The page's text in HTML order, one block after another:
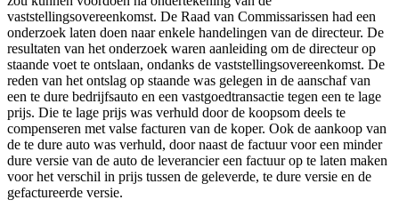
vaststellingsovereenkomst. De Raad van Commissarissen had een
onderzoek laten doen naar enkele handelingen van de directeur. De
resultaten van het onderzoek waren aanleiding om de directeur op
staande voet te ontslaan, ondanks de vaststellingsovereenkomst. De
reden van het ontslag op staande was gelegen in de aanschaf van
een te dure bedrijfsauto en een vastgoedtransactie tegen een te lage
prijs. Die te lage prijs was verhuld door de koopsom deels te
compenseren met valse facturen van de koper. Ook de aankoop van
de te dure auto was verhuld, door naast de factuur voor een minder
dure versie van de auto de leverancier een factuur op te laten maken
voor het verschil in prijs tussen de geleverde, te dure versie en de
gefactureerde versie.